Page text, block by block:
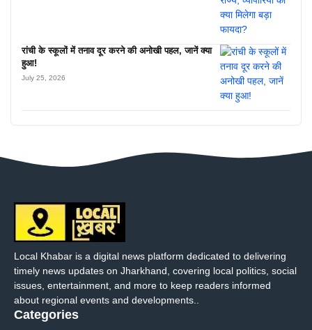
रांची के स्कूलों में तनाव दूर करने की अनोखी पहल, जानें क्या
हुआ!
July 25, 2026
Local Khabar is a digital news platform dedicated to delivering
timely news updates on Jharkhand, covering local politics, social
issues, entertainment, and more to keep readers informed
about regional events and developments..
Categories